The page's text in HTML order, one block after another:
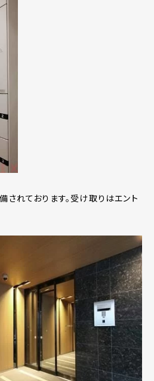
されております。受け取りはエント